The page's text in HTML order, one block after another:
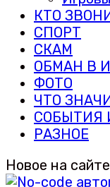
КТО
СПОРТ
СКАМ
ОБМАН В
ФОТО
ЧТО
СОБЫТИЯ
РАЗНОЕ
Новое на